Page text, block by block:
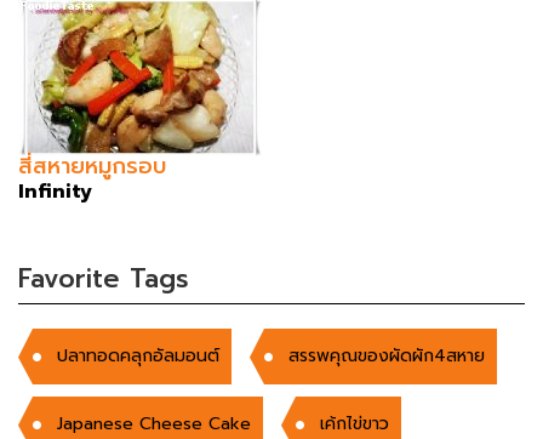
สี่สหายหมูกรอบ
Infinity
Favorite Tags
ปลาทอดคลุกอัลมอนต์ สรรพคุณของผัดผัก4สหาย
Japanese Cheese Cake เค้กไข่ขาว